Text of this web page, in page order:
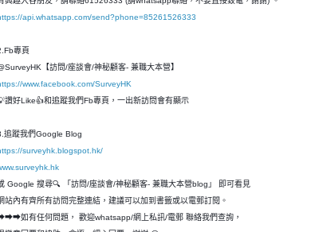
api.whatsapp.com/send?phone=85261526333
專頁
【訪問/座談會/神秘顧客- 兼職大本營】
www.facebook.com/SurveyHK
讚好Like👍和追蹤我們Fb專頁，一出新訪問會有顯示
追蹤我們Google Blog
surveyhk.blogspot.hk/
Google 搜尋🔍 「訪問/座談會/神秘顧客- 兼職大本營blog」 即可看見
站內有齊所有訪問完整連結，建議可以加到書籤或以電郵訂閱。
如有任何問題， 歡迎whatsapp/網上私訊/電郵 聯絡我們查詢，